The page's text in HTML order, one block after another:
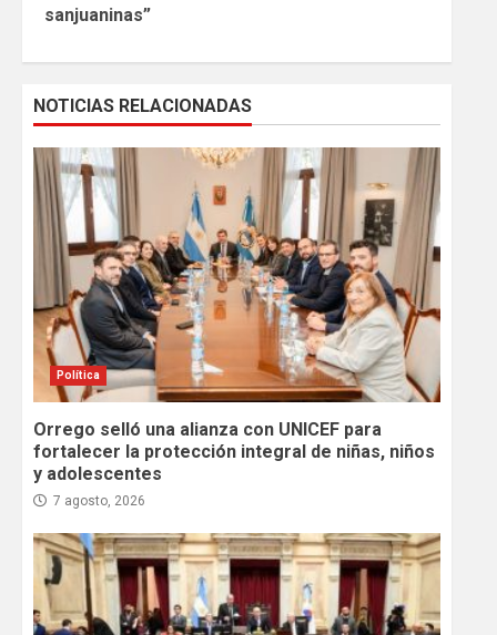
sanjuaninas”
NOTICIAS RELACIONADAS
Política
Orrego selló una alianza con UNICEF para
fortalecer la protección integral de niñas, niños
y adolescentes
7 agosto, 2026